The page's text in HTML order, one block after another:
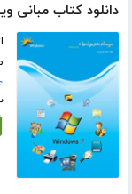
دانلود کتاب مبانی